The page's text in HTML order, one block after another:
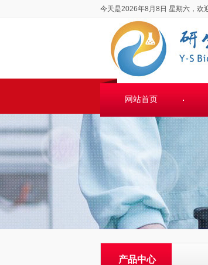
今天是2026年8月8日 星期六，欢
网站首页
产品中心